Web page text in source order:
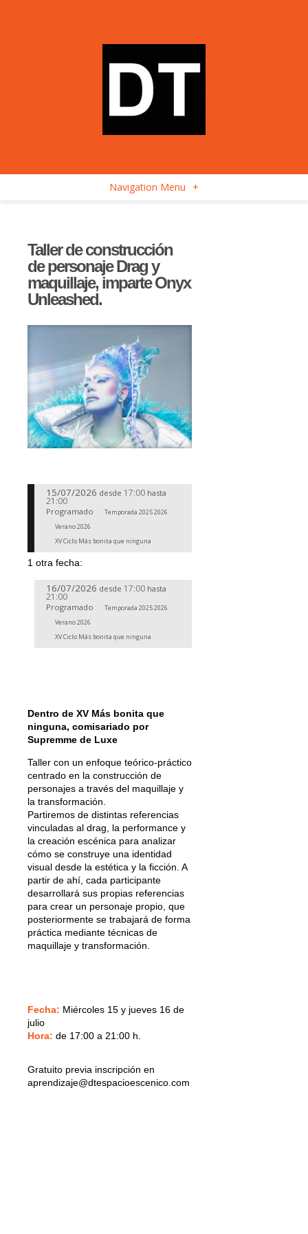
Navigation Menu +
Taller de construcción
de personaje Drag y
maquillaje, imparte Onyx
Unleashed.
15/07/2026 desde 17:00 hasta
21:00
Programado
Temporada 2025 2026
Verano 2026
XV Ciclo Más bonita que ninguna
1 otra fecha:
16/07/2026 desde 17:00 hasta
21:00
Programado
Temporada 2025 2026
Verano 2026
XV Ciclo Más bonita que ninguna
Dentro de XV Más bonita que
ninguna, comisariado por
Supremme de Luxe
Taller con un enfoque teórico-práctico
centrado en la construcción de
personajes a través del maquillaje y
la transformación.
Partiremos de distintas referencias
vinculadas al drag, la performance y
la creación escénica para analizar
cómo se construye una identidad
visual desde la estética y la ficción. A
partir de ahí, cada participante
desarrollará sus propias referencias
para crear un personaje propio, que
posteriormente se trabajará de forma
práctica mediante técnicas de
maquillaje y transformación.
Fecha: Miércoles 15 y jueves 16 de
julio
Hora: de 17:00 a 21:00 h.
Gratuito previa inscripción en
aprendizaje@dtespacioescenico.com